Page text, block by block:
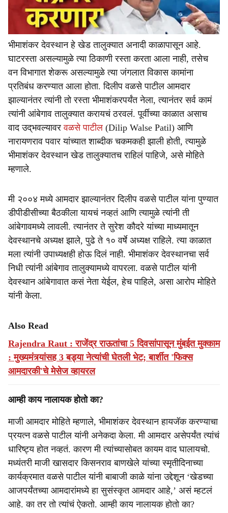
भीमाशंकर देवस्थान हे खेड तालुक्यात अनादी काळापासून आहे.
घाटरस्ता असल्यामुळे त्या ठिकाणी रस्ता करता आला नाही, तसेच
वन विभागात शेकरू असल्यामुळे त्या जंगलात विकास कामांना
प्रतिबंध करण्यात आला होता. दिलीप वळसे पाटील आमदार
झाल्यानंतर त्यांनी तो रस्ता भीमाशंकरपर्यंत नेला, त्यानंतर सर्व कामं
त्यांनी आंबेगाव तालुक्यात करायचं ठरवलं. पूर्वीच्या काळात असाच
वाद उद्‌भवल्यावर वळसे पाटील (Dilip Walse Patil) आणि
नारायणराव पवार यांच्यात शाब्दीक चकमकही झाली होती, त्यामुळे
भीमाशंकर देवस्थान खेड तालुक्यातच राहिलं पाहिजे, असे मोहिते
म्हणाले.
मी २००४ मध्ये आमदार झाल्यानंतर दिलीप वळसे पाटील यांना पुण्यात
डीपीडीसीच्या बैठकीला यायचं नव्हतं आणि त्यामुळे त्यांनी ती
आंबेगावमध्ये लावली. त्यानंतर ते सुरेश कौदरे यांच्या माध्यमातून
देवस्थानचे अध्यक्ष झाले, पुढे ते १० वर्षे अध्यक्ष राहिले. त्या काळात
मला त्यांनी उपाध्यक्षही होऊ दिलं नाही. भीमाशंकर देवस्थानचा सर्व
निधी त्यांनी आंबेगाव तालुक्यामध्ये वापरला. वळसे पाटील यांनी
देवस्थान आंबेगावात कसं नेता येईल, हेच पाहिले, असा आरोप मोहिते
यांनी केला.
Also Read
Rajendra Raut : राजेंद्र राऊतांचा 5 दिवसांपासून मुंबईत मुक्काम
: मुख्यमंत्र्यांसह 3 बड्या नेत्यांची घेतली भेट; बार्शीत 'फिक्स
आमदारकी'चे मेसेज व्हायरल
आम्ही काय नालायक होतो का?
माजी आमदार मोहिते म्हणाले, भीमाशंकर देवस्थान हायजॅक करण्याचा
प्रयत्न वळसे पाटील यांनी अनेकदा केला. मी आमदार असेपर्यंत त्यांचं
धारिष्ट्य होत नव्हतं. कारण मी त्यांच्यासोबत कायम वाद घालायचो.
मध्यंतरी माजी खासदार किसनराव बाणखेले यांच्या स्मृतीदिनाच्या
कार्यक्रमात वळसे पाटील यांनी बाबाजी काळे यांना उद्देशून ‘खेडच्या
आजपर्यंतच्या आमदारांमध्ये हा सुसंस्कृत आमदार आहे,’ असं म्हटलं
आहे. का तर तो त्यांचं ऐकतो. आम्ही काय नालायक होतो का?